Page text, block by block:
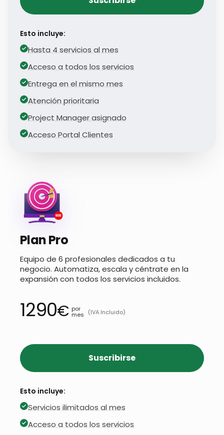
Esto incluye:
Hasta 4 servicios al mes
Acceso a todos los servicios
Entrega en el mismo mes
Atención prioritaria
Project Manager asignado
Acceso Portal Clientes
Plan Pro
Equipo de 6 profesionales dedicados a tu
negocio. Automatiza, escala y céntrate en la
expansión con todos los servicios incluidos.
1290€ por
mes (IVA Incluido)
Suscribirse
Esto incluye:
Servicios ilimitados al mes
Acceso a todos los servicios